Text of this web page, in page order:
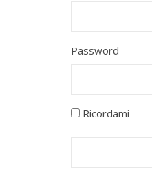
Password
Ricordami